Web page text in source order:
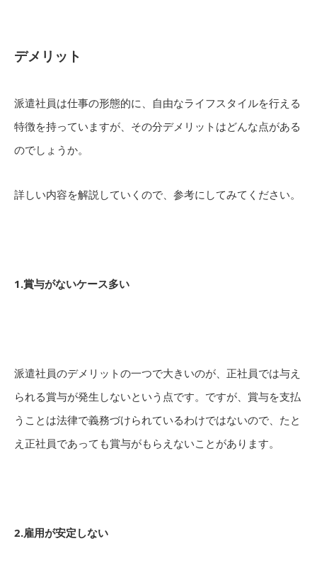
デメリット
派遣社員は仕事の形態的に、自由なライフスタイルを行える
特徴を持っていますが、その分デメリットはどんな点がある
のでしょうか。
詳しい内容を解説していくので、参考にしてみてください。
1.賞与がないケース多い
派遣社員のデメリットの一つで大きいのが、正社員では与え
られる賞与が発生しないという点です。ですが、賞与を支払
うことは法律で義務づけられているわけではないので、たと
え正社員であっても賞与がもらえないことがあります。
2.雇用が安定しない